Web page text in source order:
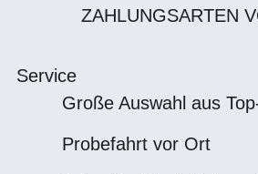
ZAHLUNGSARTEN
Service
Große Auswahl aus
Probefahrt vor Ort